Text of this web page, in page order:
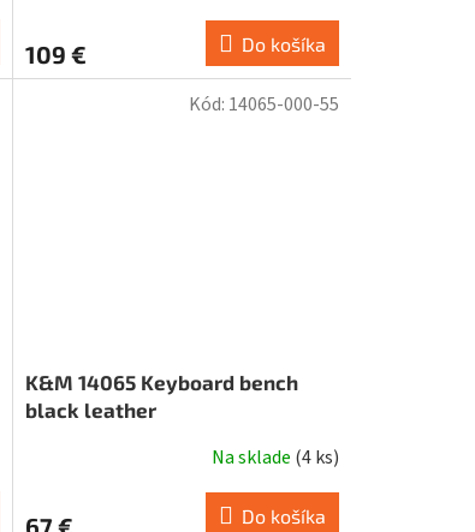
109 € Do košíka
K&M 14065 Keyboard bench
black leather
produktu
Na sklade (4 ks)
67 € Do košíka
Kód: 14065-000-55